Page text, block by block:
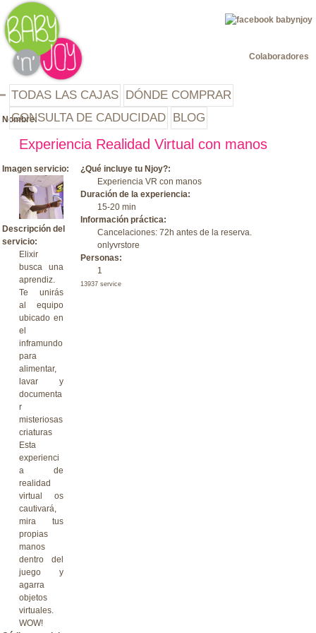
TODAS LAS CAJAS DÓNDE COMPRAR
CONSULTA DE CADUCIDAD BLOG
Colaboradores
Nombre:
Experiencia Realidad Virtual con manos
Imagen servicio:
Descripción del
servicio:
Elixir
busca una
aprendiz.
Te unirás
al equipo
ubicado en
el
inframundo
para
alimentar,
lavar y
documenta
r
misteriosas
criaturas
Esta
experienci
a de
realidad
virtual os
cautivará,
mira tus
propias
manos
dentro del
juego y
agarra
objetos
virtuales.
WOW!
¿Qué incluye tu Njoy?:
Experiencia VR con manos
Duración de la experiencia:
15-20 min
Información práctica:
Cancelaciones: 72h antes de la reserva.
onlyvrstore
Personas:
1
13937 service